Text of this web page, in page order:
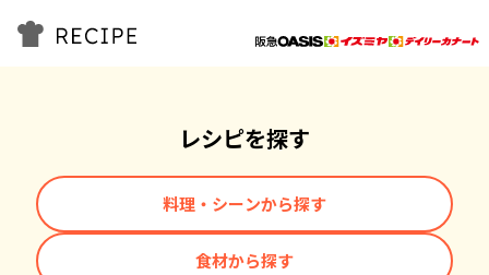
レシピを探す
料理・シーンから探す
食材から探す